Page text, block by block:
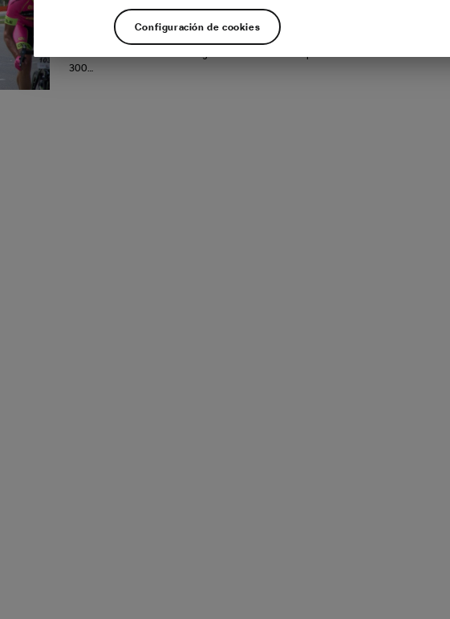
El ciclismo tiene una virtud/defecto, que siempre se puede ir más allá. Ahora mismo si
pregunta a cualquiera sobre cuanto dura una etapa te responderá que entre 150 y 220
300…
Configuración de cookies